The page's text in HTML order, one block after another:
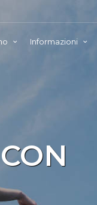
Informazioni